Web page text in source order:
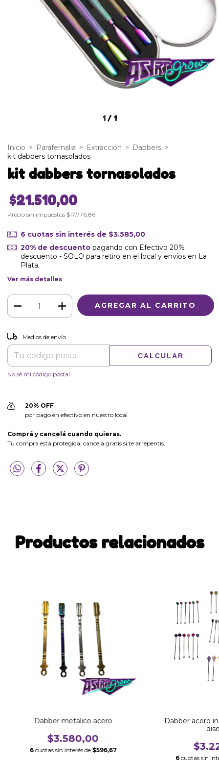
1 / 1
Inicio > Parafernalia > Extracción > Dabbers >
kit dabbers tornasolados
kit dabbers tornasolados
$21.510,00
Precio sin impuestos $17.776,86
6 cuotas sin interés de $3.585,00
20% de descuentopagando con Efectivo 20%
descuento - SOLO para retiro en el local y envíos en La
Plata.
Ver más detalles
Entregas para el CP:
Medios de envío
CALCULAR
No sé mi código postal
20% OFF
por pago en efectivo en nuestro local
Comprá y cancelá cuando quieras.
Tu compra está protegida, cancelá gratis si te arrepentís.
Productos relacionados
Dabber metalico acero
$3.580,00
6 cuotas sin interés de $596,67
Dabber acero
6 cuotas sin